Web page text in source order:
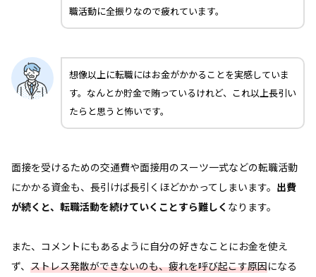
職活動に全振りなので疲れています。
想像以上に転職にはお金がかかることを実感していま
す。なんとか貯金で賄っているけれど、これ以上長引い
たらと思うと怖いです。
面接を受けるための交通費や面接用のスーツ一式などの転職活動
にかかる資金も、長引けば長引くほどかかってしまいます。 出費
が続くと、転職活動を続けていくことすら難しく なります。
また、コメントにもあるように自分の好きなことにお金を使え
ず、 ストレス発散ができないのも、疲れを呼び起こす原因になる